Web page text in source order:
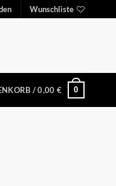
Wunschliste
/0,00 € 0